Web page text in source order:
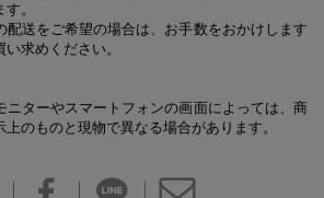
。
配送をご希望の場合は、お手数をおかけします
求めください。
ターやスマートフォンの画面によっては、商
のものと現物で異なる場合があります。